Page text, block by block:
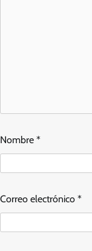
Nombre *
Correo electrónico *